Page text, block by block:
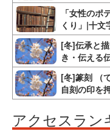
「女性のポ
くり」|十文
[冬]伝承と
き・伝える
[冬]篆刻 （
自刻の印を
アクセスラン